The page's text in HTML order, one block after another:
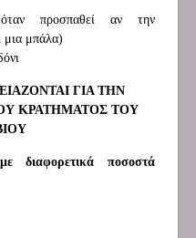
όταν προσπαθεί αν την
μια μπάλα)
ΓΙΑ ΤΗΝ
ΚΡΑΤΗΜΑΤΟΣ ΤΟΥ
διαφορετικά ποσοστά